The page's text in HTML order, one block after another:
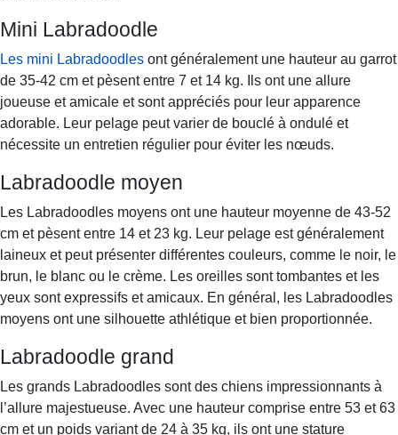
Mini Labradoodle
Les mini Labradoodles ont généralement une hauteur au garrot
de 35-42 cm et pèsent entre 7 et 14 kg. Ils ont une allure
joueuse et amicale et sont appréciés pour leur apparence
adorable. Leur pelage peut varier de bouclé à ondulé et
nécessite un entretien régulier pour éviter les nœuds.
Labradoodle moyen
Les Labradoodles moyens ont une hauteur moyenne de 43-52
cm et pèsent entre 14 et 23 kg. Leur pelage est généralement
laineux et peut présenter différentes couleurs, comme le noir, le
brun, le blanc ou le crème. Les oreilles sont tombantes et les
yeux sont expressifs et amicaux. En général, les Labradoodles
moyens ont une silhouette athlétique et bien proportionnée.
Labradoodle grand
Les grands Labradoodles sont des chiens impressionnants à
l’allure majestueuse. Avec une hauteur comprise entre 53 et 63
cm et un poids variant de 24 à 35 kg, ils ont une stature